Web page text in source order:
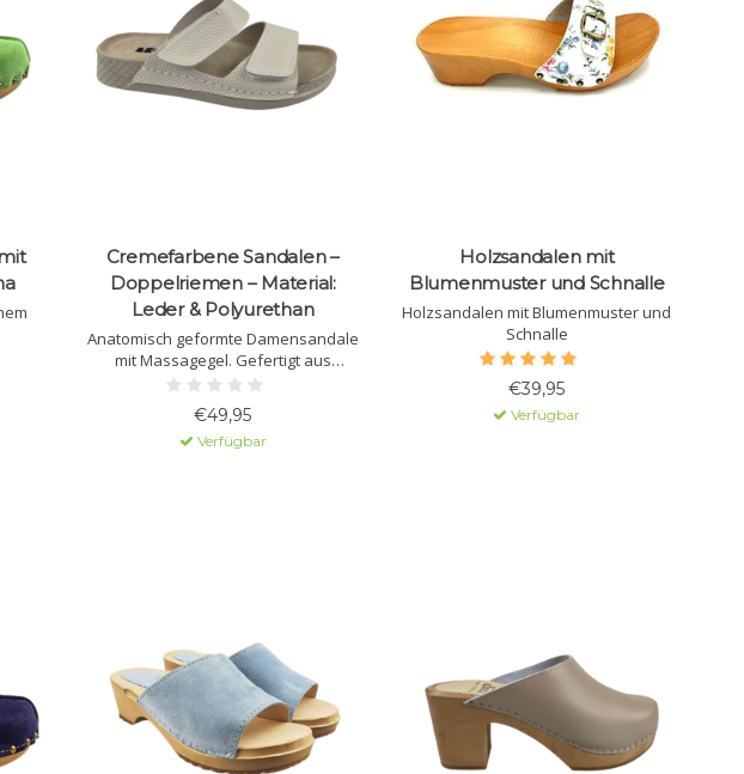
Cremefarbene Sandalen –
Doppelriemen – Material:
Leder & Polyurethan
Anatomisch geformte Damensandale
mit Massagegel. Gefertigt aus
Naturleder mit Polyurethansohle.
€49,95
Verfügbar
Holzsandalen mit
Blumenmuster und Schnalle
Holzsandalen mit Blumenmuster und
Schnalle
€39,95
Verfügbar